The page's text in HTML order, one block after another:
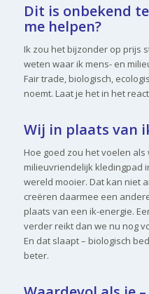
Dit is onbekend
me helpen?
Ik zou het bijzonder op prijs
weten waar ik mens- en
Fair trade, biologisch,
noemt. Laat je het in het
Wij in plaats van
Hoe goed zou het voelen
milieuvriendelijk kledingpad
wereld mooier. Dat kan niet
creëren daarmee een
plaats van een ik-energie.
verder reikt dan we nu nog
En dat slaapt – biologisch
beter.